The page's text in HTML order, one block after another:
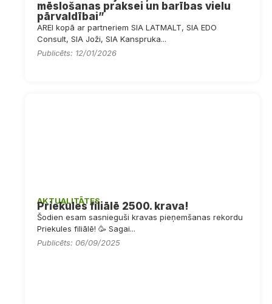
mēslošanas praksei un barības vielu
pārvaldībai”
AREI kopā ar partneriem SIA LATMALT, SIA EDO
Consult, SIA Joži, SIA Kanspruka...
Publicēts: 12/01/2026
AKTUALITĀTES
Priekules filiālē 2500. krava!
Šodien esam sasnieguši kravas pieņemšanas rekordu
Priekules filiālē! 🥳 Sagai...
Publicēts: 06/09/2025